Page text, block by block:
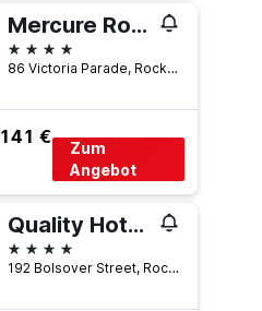
Mercure Rockhampton
4 Sterne
86 Victoria Parade, Rockhampton, QLD, Australien
141 €
Zum
Angebot
Quality Hotel Regent Rockhampton
4 Sterne
192 Bolsover Street, Rockhampton, QLD, Australien